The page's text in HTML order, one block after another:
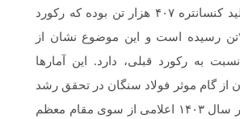
این شرکت در تولید کنسانتره ۴۰۷ هزار تن بوده که رکورد
فعلی به ۴۵۰.۱۳۰تن رسیده است و این موضوع نشان از
درصد نسبت به رکورد قبلی، دارد. این آمارها
از گام موثر فولاد سنگان در تحقق رشد
تولید مطابق شعار سال ۱۴۰۳ اعلامی از سوی مقام معظم